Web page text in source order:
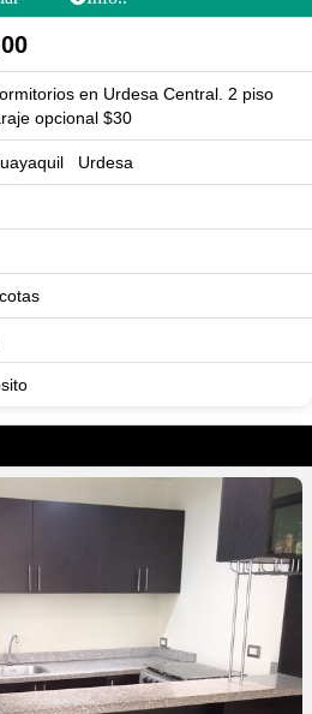
en Urdesa Central. 2 piso
opcional $30
Urdesa